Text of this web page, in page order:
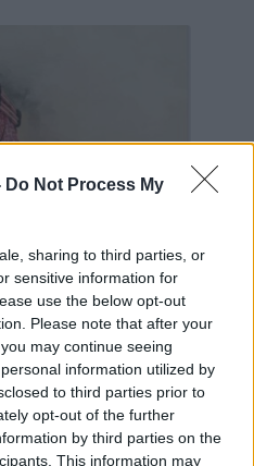
Do Not Process My
sharing to third parties, or
sensitive information for
use the below opt-out
Please note that after your
may continue seeing
information utilized by
to third parties prior to
opt-out of the further
by third parties on the
This information may